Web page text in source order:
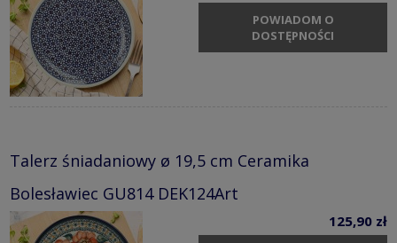
POWIADOM O
DOSTĘPNOŚCI
Talerz śniadaniowy ø 19,5 cm Ceramika
Bolesławiec GU814 DEK124Art
125,90 zł